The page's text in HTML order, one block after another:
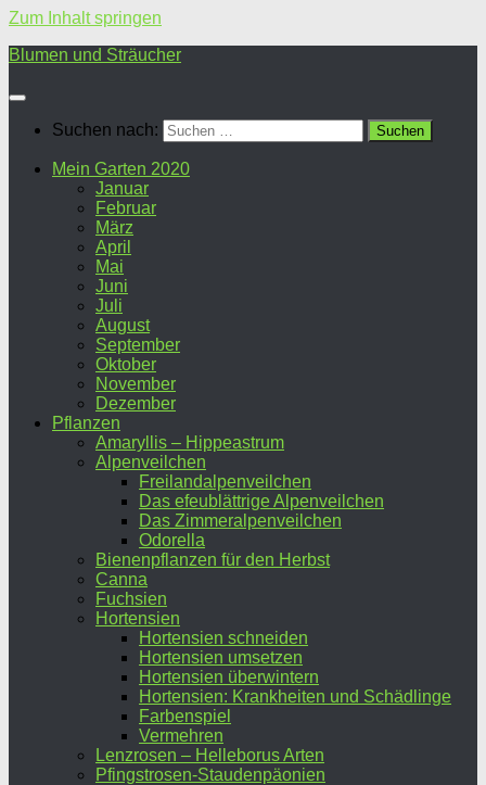
Zum Inhalt springen
Blumen und Sträucher
Suchen nach:
Mein Garten 2020
Januar
Februar
März
April
Mai
Juni
Juli
August
September
Oktober
November
Dezember
Pflanzen
Amaryllis – Hippeastrum
Alpenveilchen
Freilandalpenveilchen
Das efeublättrige Alpenveilchen
Das Zimmeralpenveilchen
Odorella
Bienenpflanzen für den Herbst
Canna
Fuchsien
Hortensien
Hortensien schneiden
Hortensien umsetzen
Hortensien überwintern
Hortensien: Krankheiten und Schädlinge
Farbenspiel
Vermehren
Lenzrosen – Helleborus Arten
Pfingstrosen-Staudenpäonien